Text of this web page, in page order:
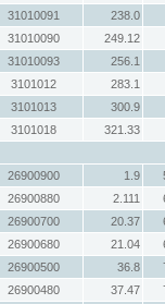
31010091
238.0
31010090
249.12
31010093
256.1
3101012
283.1
3101013
300.9
3101018
321.33
26900900 1.9
26900880 2.111
26900700 20.37
26900680 21.04
26900500 36.8
26900480 37.47